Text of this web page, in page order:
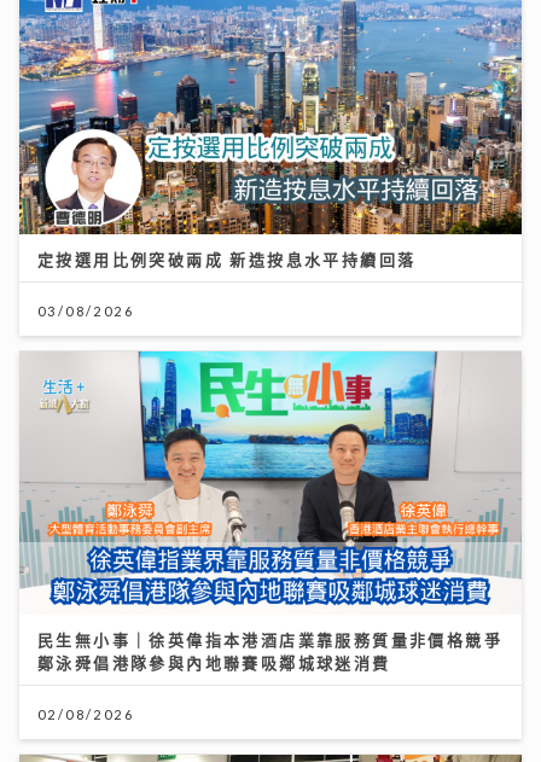
定按選用比例突破兩成 新造按息水平持續回落
03/08/2026
民生無小事｜徐英偉指本港酒店業靠服務質量非價格競爭
鄭泳舜倡港隊參與內地聯賽吸鄰城球迷消費
02/08/2026